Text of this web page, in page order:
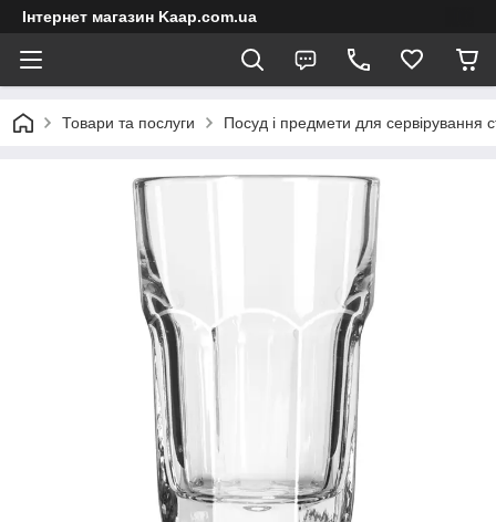
Інтернет магазин Kaap.com.ua
Товари та послуги Посуд і предмети для сервірування